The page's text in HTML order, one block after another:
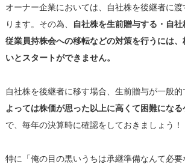
オーナー企業においては、自社株を後継者に
ります。その為、
自社株を生前贈与する・自社
従業員持株会への移転などの対策を行うには
いとスタートができません。
自社株を後継者に移す場合、生前贈与が一般的
よっては株価が思った以上に高くて困難になる
で、毎年の決算時に確認をしておきましょう！
特に「俺の目の黒いうちは承継準備なんて必